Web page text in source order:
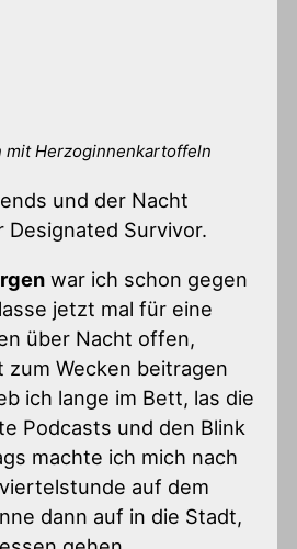
mit Herzoginnenkartoffeln
und der Nacht
Survivor.
war ich schon gegen
jetzt mal für eine
über Nacht offen,
zum Wecken beitragen
ich lange im Bett, las die
Podcasts und den Blink
machte ich mich nach
auf dem
dann auf in die Stadt,